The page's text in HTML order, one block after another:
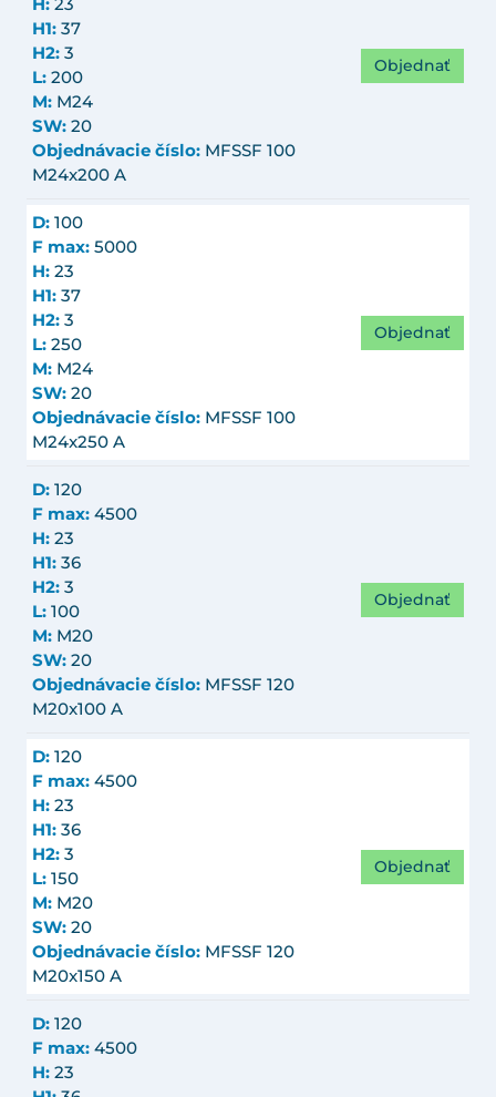
H: 23
H1: 37
H2: 3
L: 200
M: M24
SW: 20
Objednávacie číslo: MFSSF 100
M24x200 A
Objednať
D: 100
F max: 5000
H: 23
H1: 37
H2: 3
L: 250
M: M24
SW: 20
Objednávacie číslo: MFSSF 100
M24x250 A
Objednať
D: 120
F max: 4500
H: 23
H1: 36
H2: 3
L: 100
M: M20
SW: 20
Objednávacie číslo: MFSSF 120
M20x100 A
Objednať
D: 120
F max: 4500
H: 23
H1: 36
H2: 3
L: 150
M: M20
SW: 20
Objednávacie číslo: MFSSF 120
M20x150 A
Objednať
D: 120
F max: 4500
H: 23